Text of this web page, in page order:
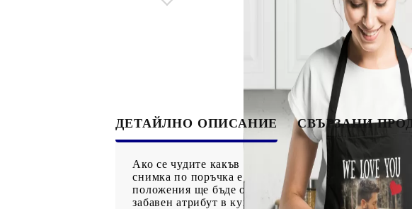
Tweet
ДЕТАЙЛНО ОПИСАНИЕ СВЪРЗАНИ
Ако се чудите какъв различен подарък да
снимка по поръчка е една добра възможност да
положения ще бъде оригинален подарък за всеки
забавен атрибут в кухненския арсенал, както на